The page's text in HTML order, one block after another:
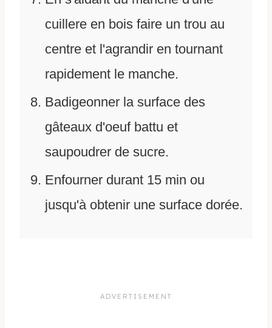
cuillere en bois faire un trou au
centre et l'agrandir en tournant
rapidement le manche.
Badigeonner la surface des
gâteaux d'oeuf battu et
saupoudrer de sucre.
Enfourner durant 15 min ou
jusqu'à obtenir une surface dorée.